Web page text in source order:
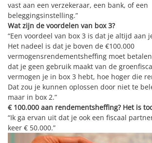
vast aan een verzekeraar, een bank, of een
beleggingsinstelling.”
Wat zijn de voordelen van box 3?
“Een voordeel van box 3 is dat je altijd aan
Het nadeel is dat je boven de €100.000
vermogensrendementsheffing moet
dat je geen gebruik maakt van de
vermogen je in box 3 hebt, hoe hoger die
Dat zou je kunnen oplossen door niet te
maar in box 2.”
€ 100.000 aan rendementsheffing? Het is
“Ik ga ervan uit dat je ook een fiscaal
keer € 50.000.”